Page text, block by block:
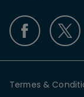
Termes &